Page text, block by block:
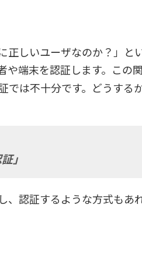
正しいユーザなのか？」と
端末を認証します。この
では不十分です。どうする
」
認証するような方式もあ